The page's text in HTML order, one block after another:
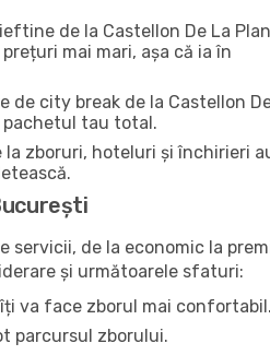
de la Castellon De La
mai mari, așa că ia în
city break de la Castellon
pachetul tau total.
la zboruri, hoteluri și închirieri
servicii, de la economic la
și următoarele sfaturi:
va face zborul mai confortabil.
parcursul zborului.